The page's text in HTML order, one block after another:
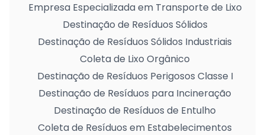
Empresa Especializada em Transporte de Lixo
Destinação de Resíduos Sólidos
Destinação de Resíduos Sólidos Industriais
Coleta de Lixo Orgânico
Destinação de Resíduos Perigosos Classe I
Destinação de Resíduos para Incineração
Destinação de Resíduos de Entulho
Coleta de Resíduos em Estabelecimentos